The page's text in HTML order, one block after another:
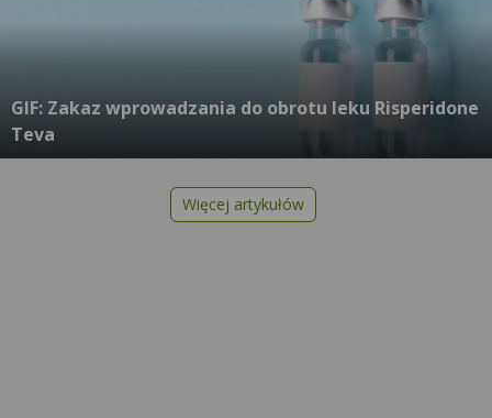
GIF: Zakaz wprowadzania do obrotu leku Risperidone
Teva
Więcej artykułów